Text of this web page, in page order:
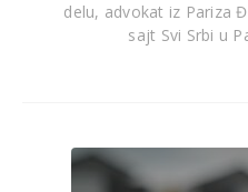
delu, advokat iz Pariza
sajt Svi Srbi u